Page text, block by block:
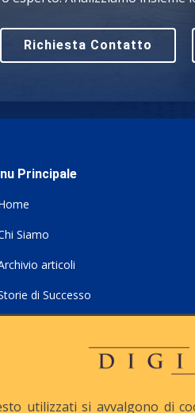
Richiesta Contatto
Principale
Siamo
articoli
di Successo
utilizzati si avvalgono di